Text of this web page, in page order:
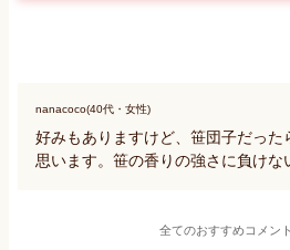
nanacoco(40代・女性)
好みもありますけど、笹団子だった
思います。笹の香りの強さに負けな
全てのおすすめコメン